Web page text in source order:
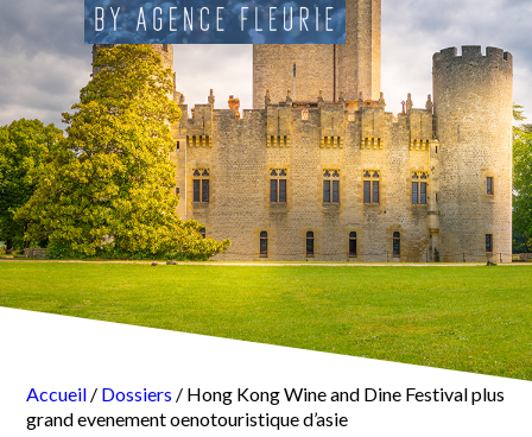
Accueil / Dossiers / Hong Kong Wine and Dine Festival plus
grand evenement oenotouristique d’asie